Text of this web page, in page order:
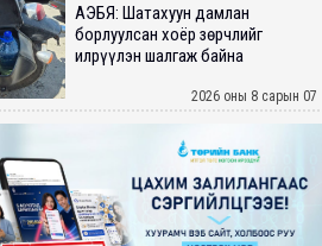
АҮЭБЯ: Шатахуун дамлан
борлуулсан хоёр зөрчлийг
илрүүлэн шалгаж байна
2026 оны 8 сарын 07